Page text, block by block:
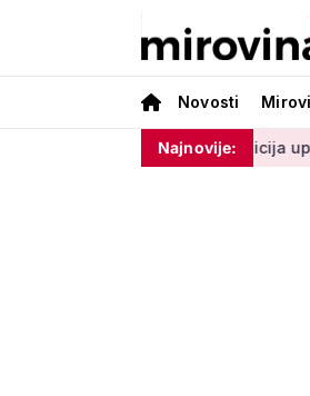
Novosti
Najnovije:
Policija